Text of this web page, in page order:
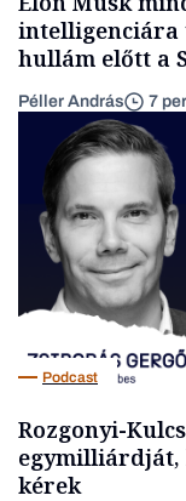
intelligenciára
hullám előtt a
Péller András 7
Podcast
Rozgonyi-
egymilliárdját,
kérek